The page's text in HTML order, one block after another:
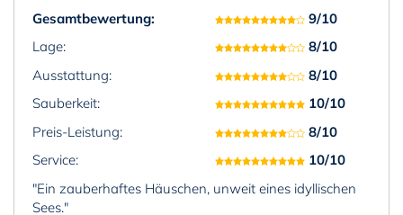
Gesamtbewertung:
9/10
Lage:
8/10
Ausstattung:
8/10
Sauberkeit:
10/10
Preis-Leistung:
8/10
Service:
10/10
"Ein zauberhaftes Häuschen, unweit eines idyllischen
Sees."